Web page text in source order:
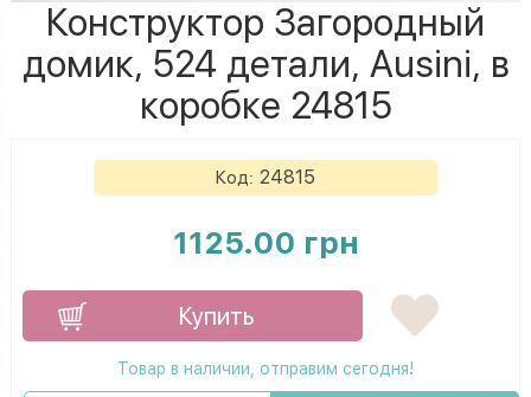
Конструктор Загородный
домик, 524 детали, Ausini, в
коробке 24815
Код: 24815
1125.00 грн
Купить
Товар в наличии, отправим сегодня!